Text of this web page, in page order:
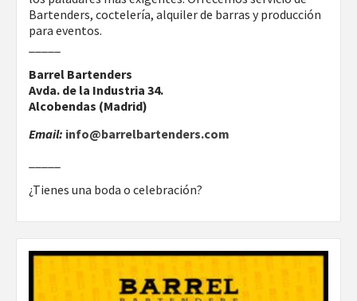
Bartenders, coctelería, alquiler de barras y producción
para eventos.
Barrel Bartenders
Avda. de la Industria 34.
Alcobendas (Madrid)
Email: info@barrelbartenders.com
¿Tienes una boda o celebración?